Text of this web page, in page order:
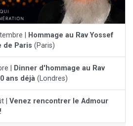
|
Hommage au Rav Yossef
de Paris (Paris)
|
Dinner d'hommage au Rav
ans déjà (Londres)
| Venez rencontrer le Admour